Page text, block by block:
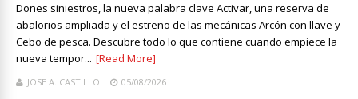
Dones siniestros, la nueva palabra clave Activar, una reserva de
abalorios ampliada y el estreno de las mecánicas Arcón con llave y
Cebo de pesca. Descubre todo lo que contiene cuando empiece la
nueva tempor... [Read More]
JOSE A. CASTILLO 05/08/2026